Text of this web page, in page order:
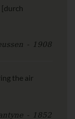
[durch
- 1908
the air
- 1852